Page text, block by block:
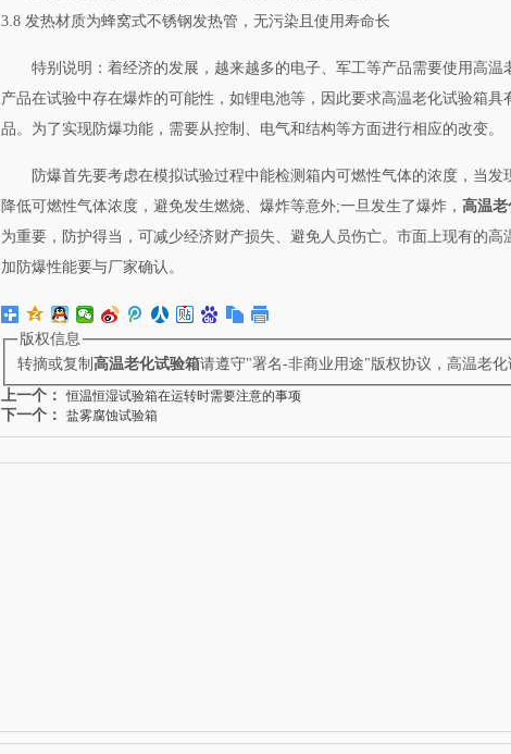
3.8 发热材质为蜂窝式不锈钢发热管，无污染且使用寿命长
特别说明：着经济的发展，越来越多的电子、军工等产品需要使用高
产品在试验中存在爆炸的可能性，如锂电池等，因此要求高温老化试验箱
品。为了实现防爆功能，需要从控制、电气和结构等方面进行相应的改变。
防爆首先要考虑在模拟试验过程中能检测箱内可燃性气体的浓度，当
降低可燃性气体浓度，避免发生燃烧、爆炸等意外;一旦发生了爆炸， 高温
为重要，防护得当，可减少经济财产损失、避免人员伤亡。市面上现有的
加防爆性能要与厂家确认。
版权信息
转摘或复制 高温老化试验箱请遵守"署名-非商业用途"版权协议，高温老化
上一个：恒温恒湿试验箱在运转时需要注意的事项
下一个： 盐雾腐蚀试验箱